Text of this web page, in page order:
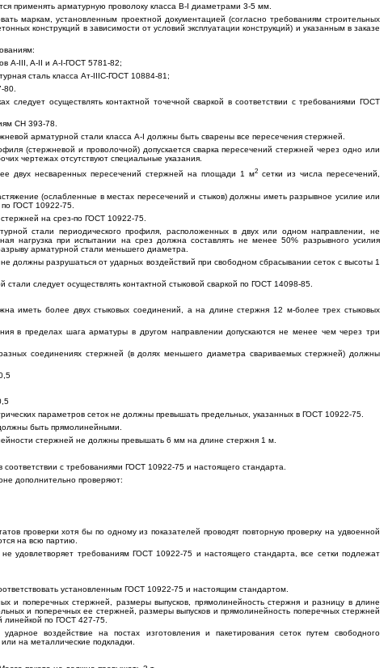
применять арматурную проволоку класса B-I диаметрами 3-5 мм.
маркам, установленным проектной документацией (согласно требованиям строительных
конструкций в зависимости от условий эксплуатации конструкций) и указанным в заказе
А-III, A-II и A-I-ГОСТ 5781-82;
сталь класса Ат-IIIС-ГОСТ 10884-81;
80.
следует осуществлять контактной точечной сваркой в соответствии с требованиями ГОСТ
СН 393-78.
арматурной стали класса А-I должны быть сварены все пересечения стержней.
(стержневой и проволочной) допускается сварка пересечений стержней через одно или
чертежах отсутствуют специальные указания.
двух несваренных пересечений стержней на площади 1 м2сетки из числа пересечений,
(ослабленные в местах пересечений и стыков) должны иметь разрывное усилие или
ГОСТ 10922-75.
на срез-по ГОСТ 10922-75.
стали периодического профиля, расположенных в двух или одном направлении, не
нагрузка при испытании на срез должна составлять не менее 50% разрывного усилия
арматурной стали меньшего диаметра.
должны разрушаться от ударных воздействий при свободном сбрасывании сеток с высоты 1
следует осуществлять контактной стыковой сваркой по ГОСТ 14098-85.
иметь более двух стыковых соединений, а на длине стержня 12 м-более трех стыковых
в пределах шага арматуры в другом направлении допускаются не менее чем через три
соединениях стержней (в долях меньшего диаметра свариваемых стержней) должны
параметров сеток не должны превышать предельных, указанных в ГОСТ 10922-75.
быть прямолинейными.
стержней не должны превышать 6 мм на длине стержня 1 м.
с требованиями ГОСТ 10922-75 и настоящего стандарта.
дополнительно проверяют:
проверки хотя бы по одному из показателей проводят повторную проверку на удвоенной
на всю партию.
удовлетворяет требованиям ГОСТ 10922-75 и настоящего стандарта, все сетки подлежат
установленным ГОСТ 10922-75 и настоящим стандартом.
и поперечных стержней, размеры выпусков, прямолинейность стержня и разницу в длине
и поперечных ее стержней, размеры выпусков и прямолинейность поперечных стержней
линейкой по ГОСТ 427-75.
воздействие на постах изготовления и пакетирования сеток путем свободного
на металлические подкладки.